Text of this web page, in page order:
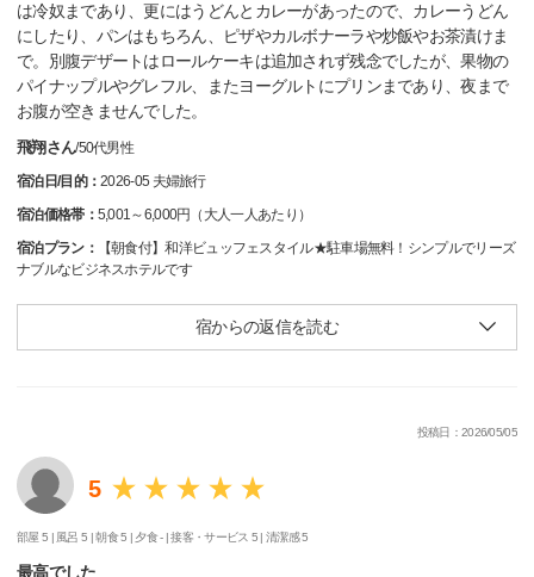
は冷奴まであり、更にはうどんとカレーがあったので、カレーうどん
にしたり、パンはもちろん、ピザやカルボナーラや炒飯やお茶漬けま
で。別腹デザートはロールケーキは追加されず残念でしたが、果物の
パイナップルやグレフル、またヨーグルトにプリンまであり、夜まで
お腹が空きませんでした。
飛翔さん/50代男性
宿泊日/目的：2026-05 夫婦旅行
宿泊価格帯： 5,001～6,000円（大人一人あたり）
宿泊プラン：
【朝食付】和洋ビュッフェスタイル★駐車場無料！シンプルでリーズ
ナブルなビジネスホテルです
宿からの返信を読む
投稿日：2026/05/05
5
部屋 5 | 風呂 5 |朝食 5 | 夕食 - |接客・サービス 5 |清潔感 5
最高でした